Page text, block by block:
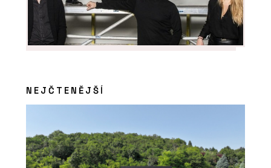
NEJČTENĚJŠÍ